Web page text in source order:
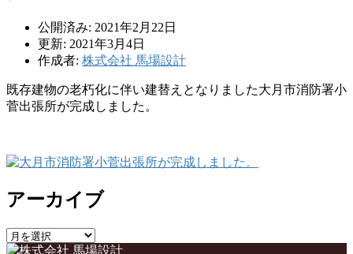
公開済み: 2021年2月22日
更新: 2021年3月4日
作成者: 株式会社 馬場設計
既存建物の老朽化に伴い建替えとなりました大月市消防署小
菅出張所が完成しました。
アーカイブ
ア
ー